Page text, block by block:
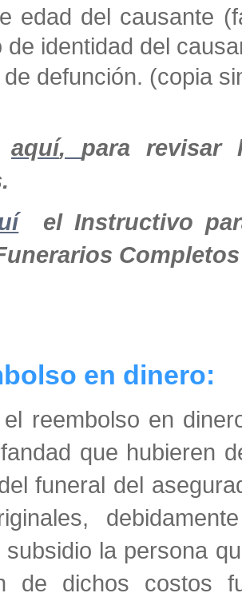
edad del causante
de identidad del
defunción. (copia
aquí,
para revisar
el Instructivo
en dinero:
el reembolso en
que hubieren
funeral del
subsidio la persona
de dichos costos